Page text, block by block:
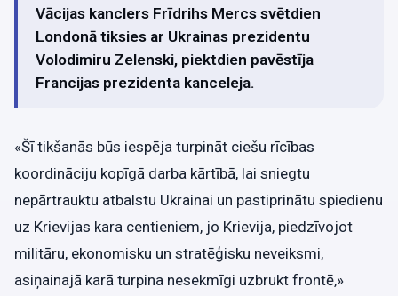
Vācijas kanclers Frīdrihs Mercs svētdien
Londonā tiksies ar Ukrainas prezidentu
Volodimiru Zelenski, piektdien pavēstīja
Francijas prezidenta kanceleja.
«Šī tikšanās būs iespēja turpināt ciešu rīcības
koordināciju kopīgā darba kārtībā, lai sniegtu
nepārtrauktu atbalstu Ukrainai un pastiprinātu spiedienu
uz Krievijas kara centieniem, jo Krievija, piedzīvojot
militāru, ekonomisku un stratēģisku neveiksmi,
asiņainajā karā turpina nesekmīgi uzbrukt frontē,»